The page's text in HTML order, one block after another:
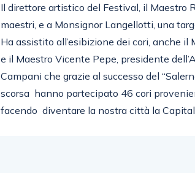
Il direttore artistico del Festival, il Maestro
maestri, e a Monsignor Langellotti, una
Ha assistito all’esibizione dei cori, anche il
e il Maestro Vicente Pepe, presidente
Campani che grazie al successo del
scorsa hanno partecipato 46 cori
facendo diventare la nostra città la